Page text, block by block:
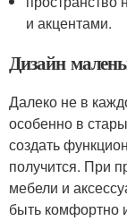
и акцентами.
Дизайн
Далеко не в
особенно в
создать
получится. При
мебели и
быть комфортно